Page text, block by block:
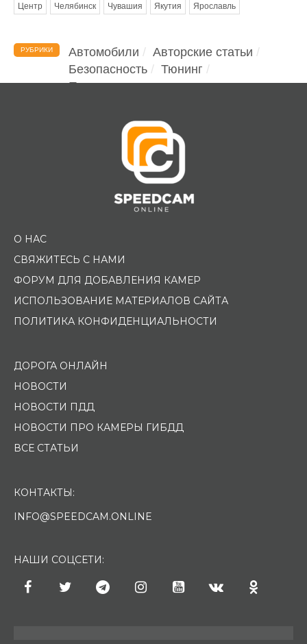
Центр Челябинск Чувашия Якутия Ярославль
РУБРИКИ Автомобили
Авторские статьи
Безопасность
Тюнинг
Помощь водителю
О НАС
СВЯЖИТЕСЬ С НАМИ
ФОРУМ ДЛЯ ДОБАВЛЕНИЯ КАМЕР
ИСПОЛЬЗОВАНИЕ МАТЕРИАЛОВ САЙТА
ПОЛИТИКА КОНФИДЕНЦИАЛЬНОСТИ
ДОРОГА ОНЛАЙН
НОВОСТИ
НОВОСТИ ПДД
НОВОСТИ ПРО КАМЕРЫ ГИБДД
ВСЕ СТАТЬИ
КОНТАКТЫ:
INFO@SPEEDCAM.ONLINE
НАШИ СОЦСЕТИ: